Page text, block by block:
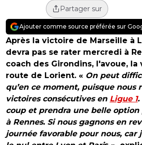
Partager sur
Ajouter comme source préférée sur
Après la victoire de Marseille à
devra pas se rater mercredi à
coach des Girondins, l'avoue,
route de Lorient. « On peut
qu’en ce moment, puisque nous
victoires consécutives en Ligue 1.
coup et prendra une belle
à Rennes. Si nous gagnons en
journée favorable pour nous, car